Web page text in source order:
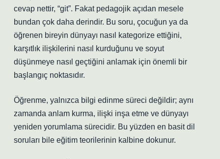
cevap nettir, “git”. Fakat pedagojik açıdan mesele
bundan çok daha derindir. Bu soru, çocuğun ya da
öğrenen bireyin dünyayı nasıl kategorize ettiğini,
karşıtlık ilişkilerini nasıl kurduğunu ve soyut
düşünmeye nasıl geçtiğini anlamak için önemli bir
başlangıç noktasıdır.
Öğrenme, yalnızca bilgi edinme süreci değildir; aynı
zamanda anlam kurma, ilişki inşa etme ve dünyayı
yeniden yorumlama sürecidir. Bu yüzden en basit dil
soruları bile eğitim teorilerinin kalbine dokunur.